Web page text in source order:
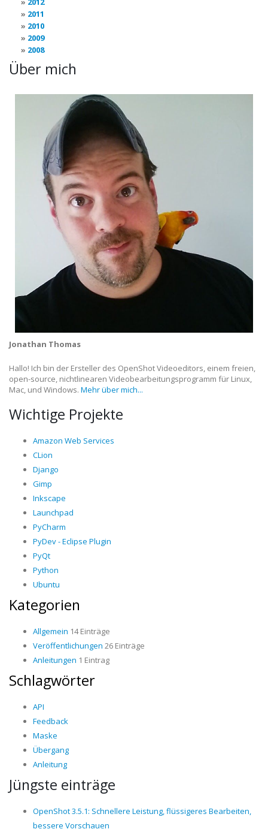
2011
2010
2009
2008
Über mich
Jonathan Thomas
Hallo! Ich bin der Ersteller des OpenShot Videoeditors, einem freien,
open-source, nichtlinearen Videobearbeitungsprogramm für Linux,
Mac, und Windows. Mehr über mich...
Wichtige Projekte
Amazon Web Services
CLion
Django
Gimp
Inkscape
Launchpad
PyCharm
PyDev - Eclipse Plugin
PyQt
Python
Ubuntu
Kategorien
Allgemein 14 Einträge
Veröffentlichungen 26 Einträge
Anleitungen 1 Eintrag
Schlagwörter
API
Feedback
Maske
Übergang
Anleitung
Jüngste einträge
OpenShot 3.5.1: Schnellere Leistung, flüssigeres Bearbeiten,
bessere Vorschauen